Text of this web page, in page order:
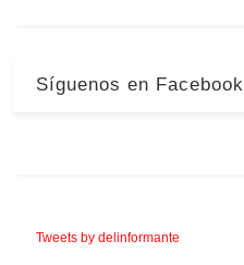
Síguenos en Facebook
Tweets by delinformante